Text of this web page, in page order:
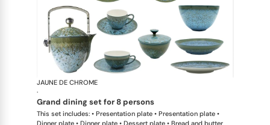
JAUNE DE CHROME
·
grand dining set for 8 persons
This set includes: • Presentation plate • Presentation plate •
Dinner plate • Dinner plate • Dessert plate • Bread and butter